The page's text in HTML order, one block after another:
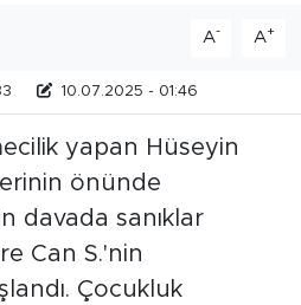
A- A+
10.07.2025 - 01:46
yapan Hüseyin
önünde
davada sanıklar
Can S.'nin
Çocukluk